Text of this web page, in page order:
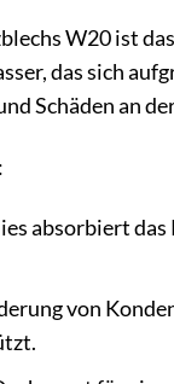
W20 ist
das sich
Schäden an
absorbiert
von